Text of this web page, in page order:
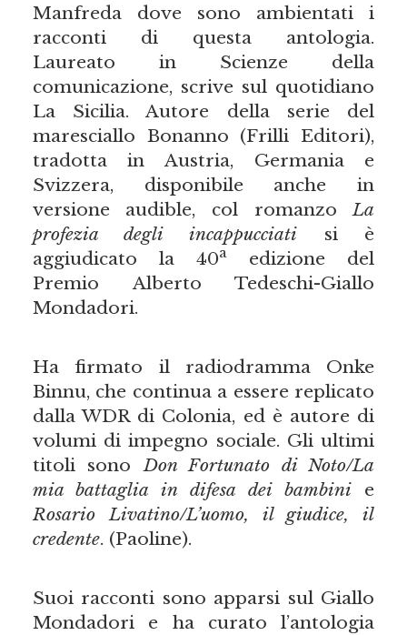
Manfreda dove sono ambientati i
racconti di questa antologia.
Laureato in Scienze della
comunicazione, scrive sul quotidiano
La Sicilia. Autore della serie del
maresciallo Bonanno (Frilli Editori),
tradotta in Austria, Germania e
Svizzera, disponibile anche in
versione audible, col romanzo La
profezia degli incappucciati si è
aggiudicato la 40a
edizione del
Premio Alberto Tedeschi-Giallo
Mondadori.
Ha firmato il radiodramma Onke
Binnu, che continua a essere replicato
dalla WDR di Colonia, ed è autore di
volumi di impegno sociale. Gli ultimi
titoli sonoDon Fortunato di Noto/La
mia battaglia in difesa dei bambinie
Rosario Livatino/L’uomo, il giudice, il
credente. (Paoline).
Suoi racconti sono apparsi sul Giallo
Mondadori e ha curato l’antologia